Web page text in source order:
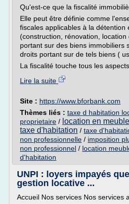
Qu'est-ce que la fiscalité
Elle peut être définie comme
fiscales applicables à la détention
(construction, rénovation, location
portant sur des biens immobiliers
droits portant sur de tels biens (
La fiscalité touche tous les
Lire la suite
Site : https://www.bforbank.com
Thèmes liés : taxe d habitation
proprietaire / location en
taxe d'habitation / taxe
non professionnelle / imposition
non professionnel / location
d'habitation
UNPI : loyers impayés
gestion locative ...
Accueil Nos services Nos services